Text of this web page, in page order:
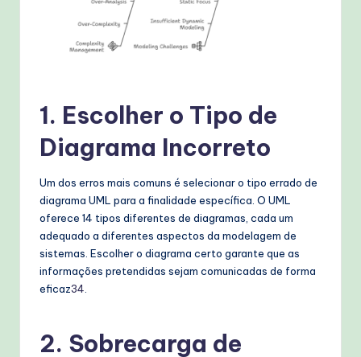
fl
o
w
M
1. Escolher o Tipo de
Diagrama Incorreto
Um dos erros mais comuns é selecionar o tipo errado de
diagrama UML para a finalidade específica. O UML
oferece 14 tipos diferentes de diagramas, cada um
adequado a diferentes aspectos da modelagem de
sistemas. Escolher o diagrama certo garante que as
informações pretendidas sejam comunicadas de forma
eficaz34
2. Sobrecarga de